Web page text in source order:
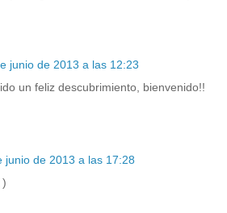
junio de 2013 a las 12:23
un feliz descubrimiento, bienvenido!!
junio de 2013 a las 17:28